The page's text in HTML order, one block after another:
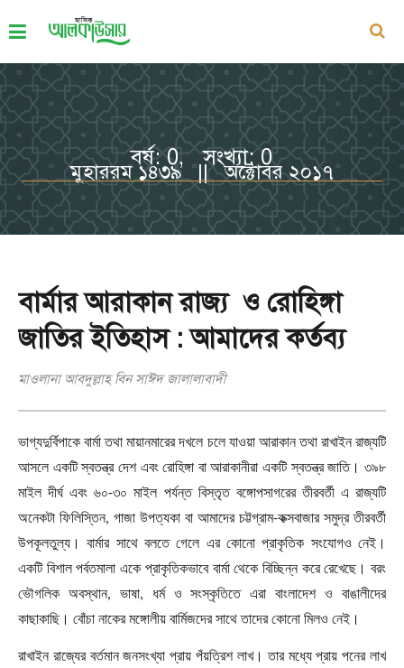
বর্ষ: 0, সংখ্যা: 0
মুহাররম ১৪৩৯ || অক্টোবর ২০১৭
বার্মার আরাকান রাজ্য ও রোহিঙ্গা
জাতির ইতিহাস : আমাদের কর্তব্য
মাওলানা আবদুল্লাহ বিন সাঈদ জালালাবাদী
ভাগ্যদুর্বিপাকে বার্মা তথা মায়ানমারের দখলে চলে যাওয়া আরাকান তথা রাখাইন রাজ্যটি
আসলে একটি স্বতন্ত্র দেশ এবং রোহিঙ্গা বা আরাকানীরা একটি স্বতন্ত্র জাতি। ৩৯৮
মাইল দীর্ঘ এবং ৬০-৩০ মাইল পর্যন্ত বিস্তৃত বঙ্গোপসাগরের তীরবর্তী এ রাজ্যটি
অনেকটা ফিলিস্তিন, গাজা উপত্যকা বা আমাদের চট্টগ্রাম-কক্সবাজার সমুদ্র তীরবর্তী
উপকূলতুল্য। বার্মার সাথে বলতে গেলে এর কোনো প্রাকৃতিক সংযোগও নেই।
একটি বিশাল পর্বতমালা একে প্রাকৃতিকভাবে বার্মা থেকে বিচ্ছিন্ন করে রেখেছে। বরং
ভৌগলিক অবস্থান, ভাষা, ধর্ম ও সংস্কৃতিতে এরা বাংলাদেশ ও বাঙালীদের
কাছাকাছি। বোঁচা নাকের মঙ্গোলীয় বার্মিজদের সাথে তাদের কোনো মিলও নেই।
রাখাইন রাজ্যের বর্তমান জনসংখ্যা প্রায় পঁয়ত্রিশ লাখ। তার মধ্যে প্রায় পনের লাখ